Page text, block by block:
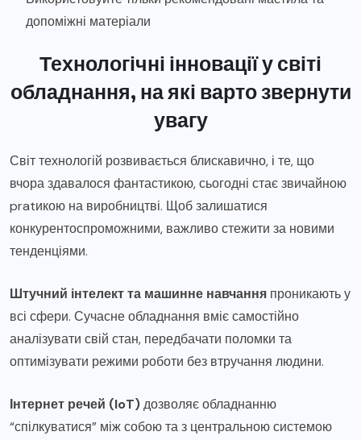
допоміжні матеріали
Технологічні інновації у світі
обладнання, на які варто звернути
увагу
Світ технологій розвивається блискавично, і те, що
вчора здавалося фантастикою, сьогодні стає звичайною
pratикою на виробництві. Щоб залишатися
конкурентоспроможними, важливо стежити за новими
тенденціями.
Штучний інтелект та машинне навчання проникають у
всі сфери. Сучасне обладнання вміє самостійно
аналізувати свій стан, передбачати поломки та
оптимізувати режими роботи без втручання людини.
Інтернет речей (IoT)дозволяє обладнанню
“спілкуватися” між собою та з центральною системою